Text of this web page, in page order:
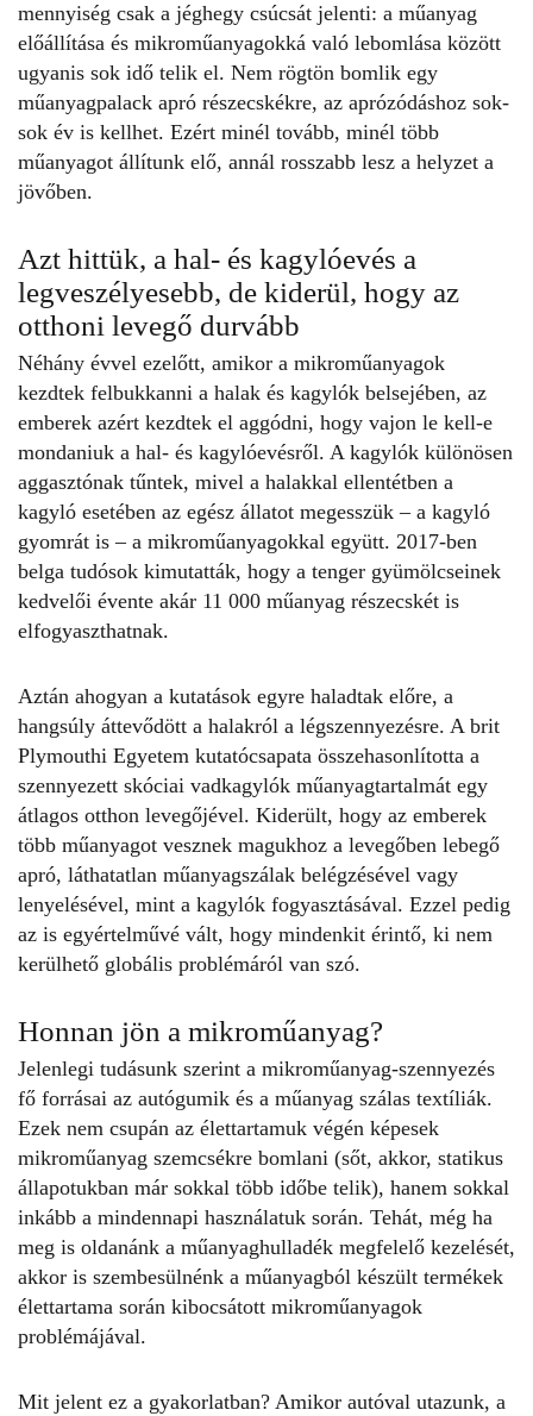
mennyiség csak a jéghegy csúcsát jelenti: a műanyag
előállítása és mikroműanyagokká való lebomlása között
ugyanis sok idő telik el. Nem rögtön bomlik egy
műanyagpalack apró részecskékre, az aprózódáshoz sok-
sok év is kellhet. Ezért minél tovább, minél több
műanyagot állítunk elő, annál rosszabb lesz a helyzet a
jövőben.
Azt hittük, a hal- és kagylóevés a
legveszélyesebb, de kiderül, hogy az
otthoni levegő durvább
Néhány évvel ezelőtt, amikor a mikroműanyagok
kezdtek felbukkanni a halak és kagylók belsejében, az
emberek azért kezdtek el aggódni, hogy vajon le kell-e
mondaniuk a hal- és kagylóevésről. A kagylók különösen
aggasztónak tűntek, mivel a halakkal ellentétben a
kagyló esetében az egész állatot megesszük – a kagyló
gyomrát is – a mikroműanyagokkal együtt. 2017-ben
belga tudósok kimutatták, hogy a tenger gyümölcseinek
kedvelői évente akár 11 000 műanyag részecskét is
elfogyaszthatnak.
Aztán ahogyan a kutatások egyre haladtak előre, a
hangsúly áttevődött a halakról a légszennyezésre. A brit
Plymouthi Egyetem kutatócsapata összehasonlította a
szennyezett skóciai vadkagylók műanyagtartalmát egy
átlagos otthon levegőjével. Kiderült, hogy az emberek
több műanyagot vesznek magukhoz a levegőben lebegő
apró, láthatatlan műanyagszálak belégzésével vagy
lenyelésével, mint a kagylók fogyasztásával. Ezzel pedig
az is egyértelművé vált, hogy mindenkit érintő, ki nem
kerülhető globális problémáról van szó.
Honnan jön a mikroműanyag?
Jelenlegi tudásunk szerint a mikroműanyag-szennyezés
fő forrásai az autógumik és a műanyag szálas textíliák.
Ezek nem csupán az élettartamuk végén képesek
mikroműanyag szemcsékre bomlani (sőt, akkor, statikus
állapotukban már sokkal több időbe telik), hanem sokkal
inkább a mindennapi használatuk során. Tehát, még ha
meg is oldanánk a műanyaghulladék megfelelő kezelését,
akkor is szembesülnénk a műanyagból készült termékek
élettartama során kibocsátott mikroműanyagok
problémájával.
Mit jelent ez a gyakorlatban? Amikor autóval utazunk, a